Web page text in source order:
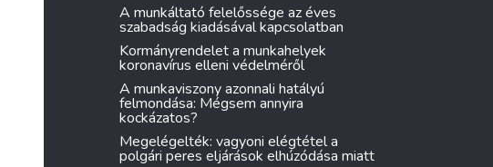
A munkáltató felelőssége az éves
szabadság kiadásával kapcsolatban
Kormányrendelet a munkahelyek
koronavírus elleni védelméről
A munkaviszony azonnali hatályú
felmondása: Mégsem annyira
kockázatos?
Megelégelték: vagyoni elégtétel a
polgári peres eljárások elhúzódása miatt